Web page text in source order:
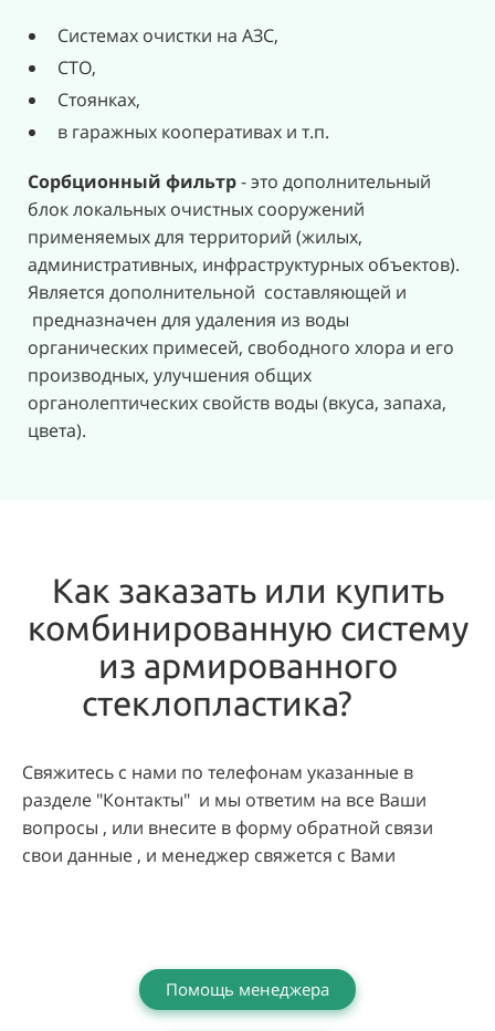
Системах очистки на АЗС,
СТО,
Стоянках,
в гаражных кооперативах и т.п.
Сорбционный фильтр- это дополнительный
блок локальных очистных сооружений
применяемых для территорий (жилых,
административных, инфраструктурных объектов).
Является дополнительной составляющей и
предназначен для удаления из воды
органических примесей, свободного хлора и его
производных, улучшения общих
органолептических свойств воды (вкуса, запаха,
цвета).
Как заказать или купить
комбинированную систему
из армированного
стеклопластика?
Свяжитесь с нами по телефонам указанные в
разделе "Контакты" и мы ответим на все Ваши
вопросы , или внесите в форму обратной связи
свои данные , и менеджер свяжется с Вами
Помощь менеджера